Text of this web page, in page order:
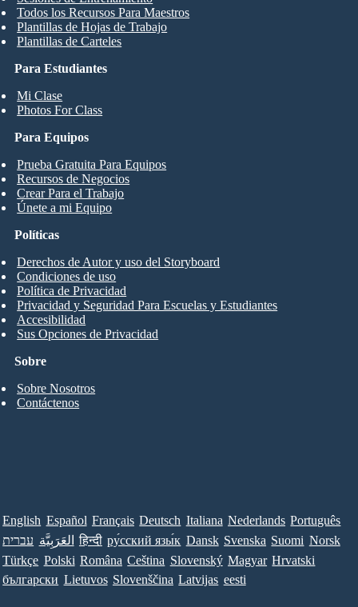
Para Estudiantes
Mi Clase
Photos For Class
Todos los Recursos Para Maestros
Plantillas de Hojas de Trabajo
Plantillas de Carteles
Para Equipos
Prueba Gratuita Para Equipos
Recursos de Negocios
Crear Para el Trabajo
Únete a mi Equipo
Sobre
Sobre Nosotros
Contáctenos
Políticas
Derechos de Autor y uso del Storyboard
Condiciones de uso
Política de Privacidad
Privacidad y Seguridad Para Escuelas y Estudiantes
Accesibilidad
Sus Opciones de Privacidad
English Español Français Deutsch Italiana Nederlands Português
עברית العَرَبِيَّة हिन्दी ру́сский язы́к Dansk Svenska Suomi Norsk
Türkçe Polski Româna Ceština Slovenský Magyar Hrvatski
български Lietuvos Slovenščina Latvijas eesti